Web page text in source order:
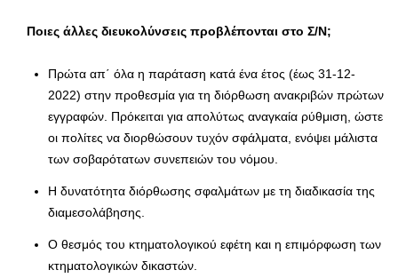
Ποιες άλλες διευκολύνσεις προβλέπονται στο Σ/Ν;
Πρώτα απ΄ όλα η παράταση κατά ένα έτος (έως 31-12-
2022) στην προθεσμία για τη διόρθωση ανακριβών πρώτων
εγγραφών. Πρόκειται για απολύτως αναγκαία ρύθμιση, ώστε
οι πολίτες να διορθώσουν τυχόν σφάλματα, ενόψει μάλιστα
των σοβαρότατων συνεπειών του νόμου.
Η δυνατότητα διόρθωσης σφαλμάτων με τη διαδικασία της
διαμεσολάβησης.
Ο θεσμός του κτηματολογικού εφέτη και η επιμόρφωση των
κτηματολογικών δικαστών.